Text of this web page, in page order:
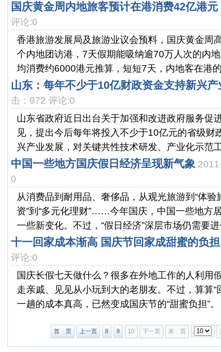
国庆黄金周内地旅客预计在港消费42亿港元
评论:0
香港旅游发展局及旅游业议会预料，国庆黄金周
个内地团访港，7天假期能吸纳逾70万人次的内
均消费约6000港元推算，短短7天，内地客在港
山东：每年不少于10亿财政资金支持新兴产
击：972 评论:0
山东省政府近日出台关于加强和改进政府服务促
见，提出今后每年将投入不少于10亿元的省级财
兴产业发展，对关键共性技术研发、产业化示范
中国一些地方国庆假日经济呈现新气象
0
从消费品到耐用品、奢侈品，从观光旅游到“体验
资”到“多元化理财”……今年国庆，中国一些地方
一些新变化。不过，“假日经济”深层市场仍需要
十一回家成本渐高 国庆节回家成甜蜜的负担
评论:0
国庆长假七天做什么？很多在外地工作的人利用
走亲戚、见见从小玩到大的老朋友。不过，算算“
一趟的成本真高，已然变成国庆节的“甜蜜负
首 页 上一页 8 9 10 下一页 末 页